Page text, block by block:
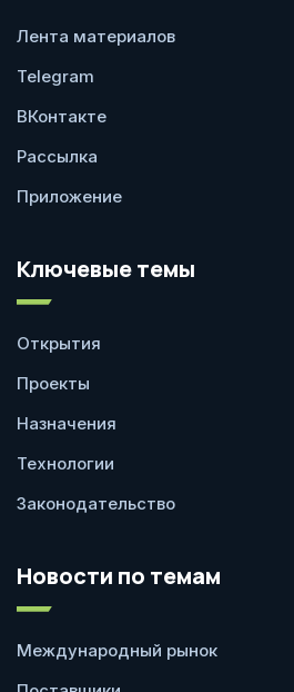
Лента материалов
Telegram
ВКонтакте
Рассылка
Приложение
Ключевые темы
Открытия
Проекты
Назначения
Технологии
Законодательство
Новости по темам
Международный рынок